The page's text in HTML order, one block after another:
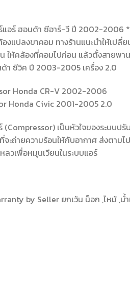
แอร์ ฮอนด้า ซีอาร์-วี ปี 2002-2006
งแปลงขาคอม ทางร้านแนะนำให้เปลี่
ให้คล้องที่คอมไปก่อน แล้วตั้งสายพา
า ซีวิค ปี 2003-2005 เครื่อง 2.0
Honda CR-V 2002-2006
Honda Civic 2001-2005 2.0
(Compressor) เป็นหัวใจของระบบ
จะถ่ายความร้อนให้กับอากาศ ส่งตาม
ลวเพื่อหมุนเวียนในระบบแอร์
by Seller ยกเว้น น็อก ,ไหม้ ,น้